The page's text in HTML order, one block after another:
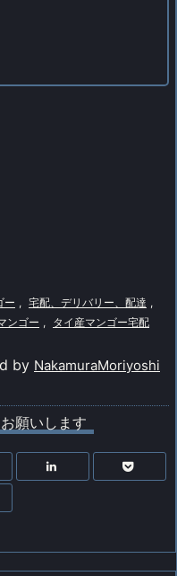
ー , 宅配、デリバリー、配達 ,
ンゴー , タイ産マンゴー宅配
by NakamuraMoriyoshi
願いします